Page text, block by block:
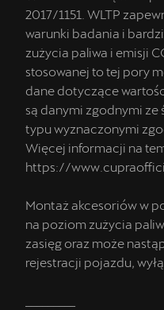
2017/1151. WLTP
warunki badania i
zużycia paliwa i emisji
stosowanej to tej pory
dane dotyczące
są danymi zgodnymi
typu wyznaczonymi
Więcej informacji na
https://
Montaż akcesoriów w
na poziom zużycia
zasięg oraz może
rejestracji pojazdu,